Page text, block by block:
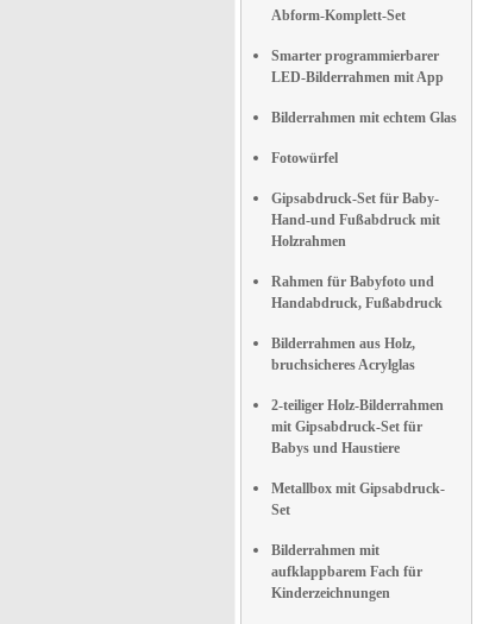
Abform-Komplett-Set
Smarter programmierbarer
LED-Bilderrahmen mit App
Bilderrahmen mit echtem Glas
Fotowürfel
Gipsabdruck-Set für Baby-
Hand-und Fußabdruck mit
Holzrahmen
Rahmen für Babyfoto und
Handabdruck, Fußabdruck
Bilderrahmen aus Holz,
bruchsicheres Acrylglas
2-teiliger Holz-Bilderrahmen
mit Gipsabdruck-Set für
Babys und Haustiere
Metallbox mit Gipsabdruck-
Set
Bilderrahmen mit
aufklappbarem Fach für
Kinderzeichnungen